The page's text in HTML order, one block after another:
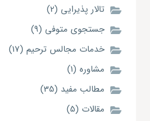
تالار پذیرایی (2)
جستجوی متوفی (9)
خدمات مجالس ترحیم (17)
مشاوره (1)
مطالب مفید (35)
مقالات (5)